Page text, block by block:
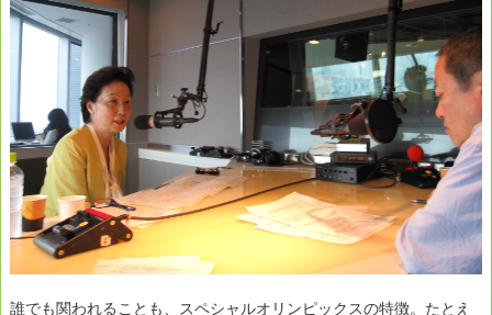
誰でも関われることも、スペシャルオリンピックスの特徴。たとえ